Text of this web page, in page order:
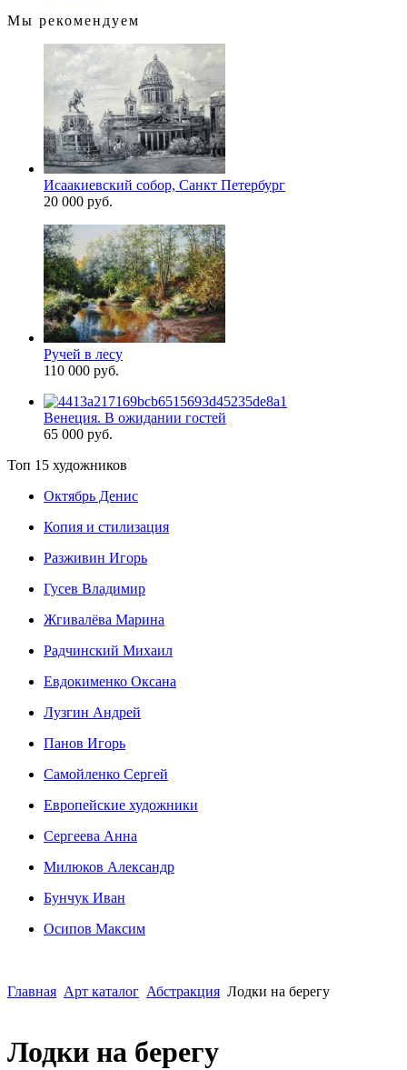
Мы рекомендуем
Исаакиевский собор, Санкт Петербург
20 000 руб.
Ручей в лесу
110 000 руб.
Венеция. В ожидании гостей
65 000 руб.
Топ 15 художников
Октябрь Денис
Копия и стилизация
Разживин Игорь
Гусев Владимир
Жгивалёва Марина
Радчинский Михаил
Евдокименко Оксана
Лузгин Андрей
Панов Игорь
Сaмoйленко Сергей
Европейские художники
Сергеева Анна
Милюков Александр
Бунчук Иван
Осипoв Максим
Главная Арт каталог Абстракция Лодки на берегу
Лодки на берегу